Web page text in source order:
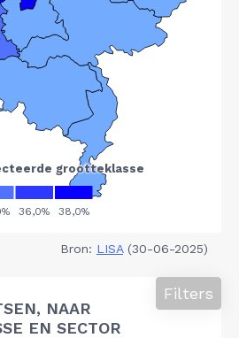
Bron: LISA(30-06-2025)
NAAR
EN SECTOR
Filters